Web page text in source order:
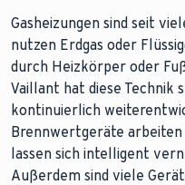
Gasheizungen sind seit
nutzen Erdgas oder
durch Heizkörper oder
Vaillant hat diese Technik
kontinuierlich
Brennwertgeräte
lassen sich intelligent
Außerdem sind viele